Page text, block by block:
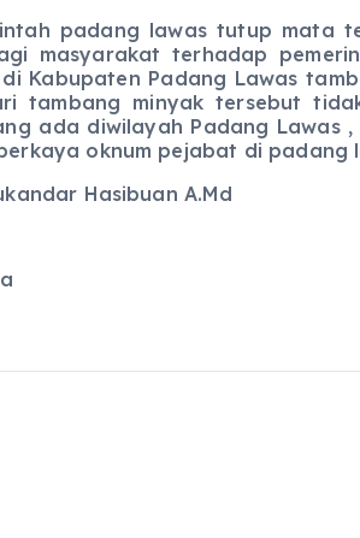
padang lawas tutup mata
masyarakat terhadap
Kabupaten Padang Lawas
tambang minyak tersebut
ada diwilayah Padang Lawas
oknum pejabat di
Hasibuan A.Md